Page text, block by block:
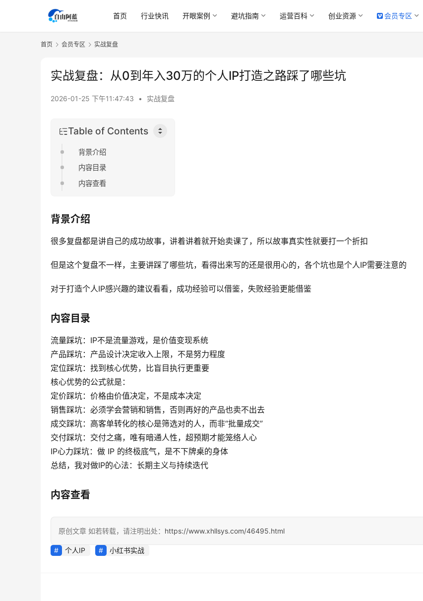
首页 行业快讯 开眼案例 避坑指南 运营百科 创业资源 会员专区
首页 会员专区 实战复盘
实战复盘：从0到年入30万的个人IP打造之路踩了哪些坑
2026-01-25 下午11:47:43 • 实战复盘
Table of Contents
背景介绍
内容目录
内容查看
背景介绍
很多复盘都是讲自己的成功故事，讲着讲着就开始卖课了，所以故事真实性就要打一个折扣
但是这个复盘不一样，主要讲踩了哪些坑，看得出来写的还是很用心的，各个坑也是个人IP需要注意的
对于打造个人IP感兴趣的建议看看，成功经验可以借鉴，失败经验更能借鉴
内容目录
流量踩坑：IP不是流量游戏，是价值变现系统
产品踩坑：产品设计决定收入上限，不是努力程度
定位踩坑：找到核心优势，比盲目执行更重要
核心优势的公式就是：
定价踩坑：价格由价值决定，不是成本决定
销售踩坑：必须学会营销和销售，否则再好的产品也卖不出去
成交踩坑：高客单转化的核心是筛选对的人，而非“批量成交”
交付踩坑：交付之痛，唯有暗通人性，超预期才能笼络人心
IP心力踩坑：做 IP 的终极底气，是不下牌桌的身体
总结，我对做IP的心法：长期主义与持续迭代
内容查看
原创文章 如若转载，请注明出处： https://www.xhllsys.com/46495.html
个人IP 小红书实战